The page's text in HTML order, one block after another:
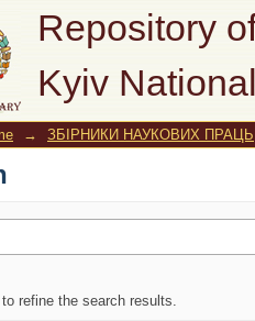
Repository
Kyiv
→ ЗБІРНИКИ НАУКОВИХ ПРАЦЬ
refine the search results.